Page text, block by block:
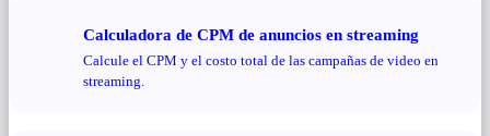
Calculadora de CPM de anuncios en streaming
Calcule el CPM y el costo total de las campañas de video en
streaming.